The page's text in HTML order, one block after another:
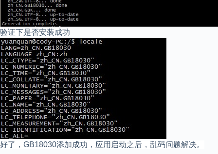
验证下是否安装成功
好了，GB18030添加成功，应用启动之后，乱码问题解决。